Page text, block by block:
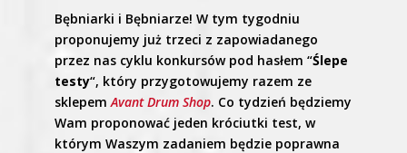
Bębniarki i Bębniarze! W tym tygodniu
proponujemy już trzeci z zapowiadanego
przez nas cyklu konkursów pod hasłem “Ślepe
testy“, który przygotowujemy razem ze
sklepem Avant Drum Shop. Co tydzień będziemy
Wam proponować jeden króciutki test, w
którym Waszym zadaniem będzie poprawna